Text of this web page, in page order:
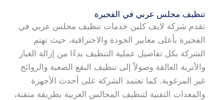
تنظيف مجلس عربي في الفجيرة
تقدم شركة لايف كلين خدمات تنظيف مجلس عربي في
الفجيرة بأعلى معايير الجودة والاحترافية، حيث تهتم
الشركة بكل تفاصيل عملية التنظيف بدءًا من إزالة الغبار
والأتربة العالقة وصولاً إلى تنظيف البقع الصعبة والروائح
غير المرغوبة. كما تعتمد الشركة على أحدث الأجهزة
والمعدات التقنية لتنظيف المجالس العربية بطريقة متقنة،